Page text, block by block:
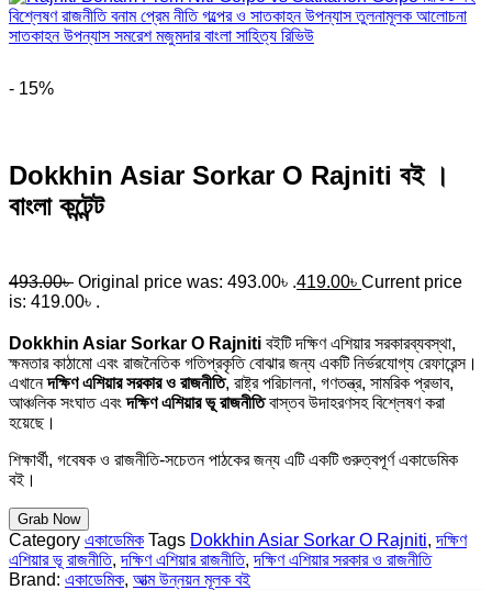
- 15%
Dokkhin Asiar Sorkar O Rajniti বই ।
বাংলা কন্টেন্ট
493.00৳ Original price was: 493.00৳ .419.00৳ Current price
is: 419.00৳ .
Dokkhin Asiar Sorkar O Rajniti বইটি দক্ষিণ এশিয়ার সরকারব্যবস্থা,
ক্ষমতার কাঠামো এবং রাজনৈতিক গতিপ্রকৃতি বোঝার জন্য একটি নির্ভরযোগ্য রেফারেন্স।
এখানেদক্ষিণ এশিয়ার সরকার ও রাজনীতি, রাষ্ট্র পরিচালনা, গণতন্ত্র, সামরিক প্রভাব,
আঞ্চলিক সংঘাত এবংদক্ষিণ এশিয়ার ভূ রাজনীতিবাস্তব উদাহরণসহ বিশ্লেষণ করা
হয়েছে।
শিক্ষার্থী, গবেষক ও রাজনীতি-সচেতন পাঠকের জন্য এটি একটি গুরুত্বপূর্ণ একাডেমিক
বই।
Grab Now
Category একাডেমিক Tags Dokkhin Asiar Sorkar O Rajniti,দক্ষিণ
এশিয়ার ভূ রাজনীতি,দক্ষিণ এশিয়ার রাজনীতি,দক্ষিণ এশিয়ার সরকার ও রাজনীতি
Brand: একাডেমিক, আত্ম উন্নয়ন মূলক বই